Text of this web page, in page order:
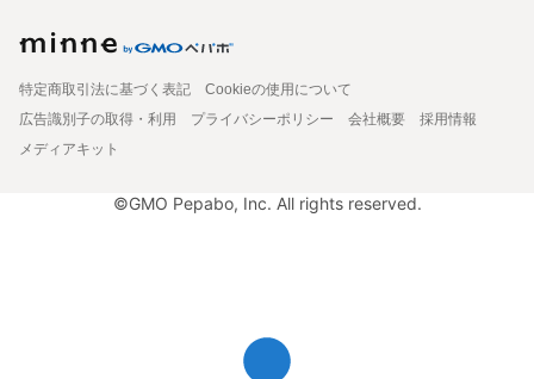
特定商取引法に基づく表記
Cookieの使用について
広告識別子の取得・利用
プライバシーポリシー 会社概要
採用情報
メディアキット
©GMO Pepabo, Inc. All rights reserved.